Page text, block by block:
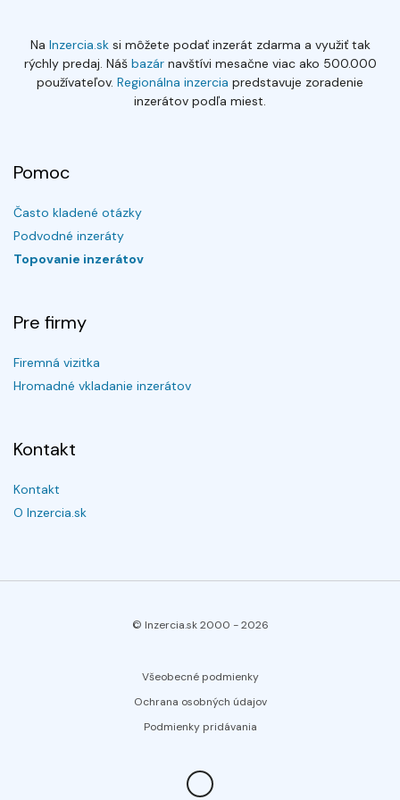
Na Inzercia.sksi môžete podať inzerát zdarma a využiť tak
rýchly predaj. Náš bazárnavštívi mesačne viac ako 500.000
používateľov. Regionálna inzercia predstavuje zoradenie
inzerátov podľa miest.
Pomoc
Často kladené otázky
Podvodné inzeráty
Topovanie inzerátov
Pre firmy
Firemná vizitka
Hromadné vkladanie inzerátov
Kontakt
Kontakt
O Inzercia.sk
© Inzercia.sk 2000 -2026
Všeobecné podmienky
Ochrana osobných údajov
Podmienky pridávania